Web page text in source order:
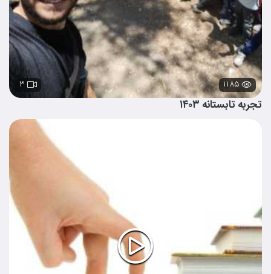
۱۱۸۵ ۳
تجربه تابستانه ۱۴۰۳